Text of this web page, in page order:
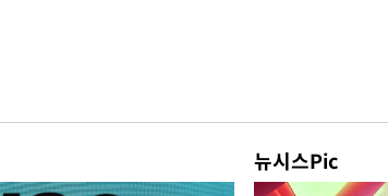
뉴시스Pic